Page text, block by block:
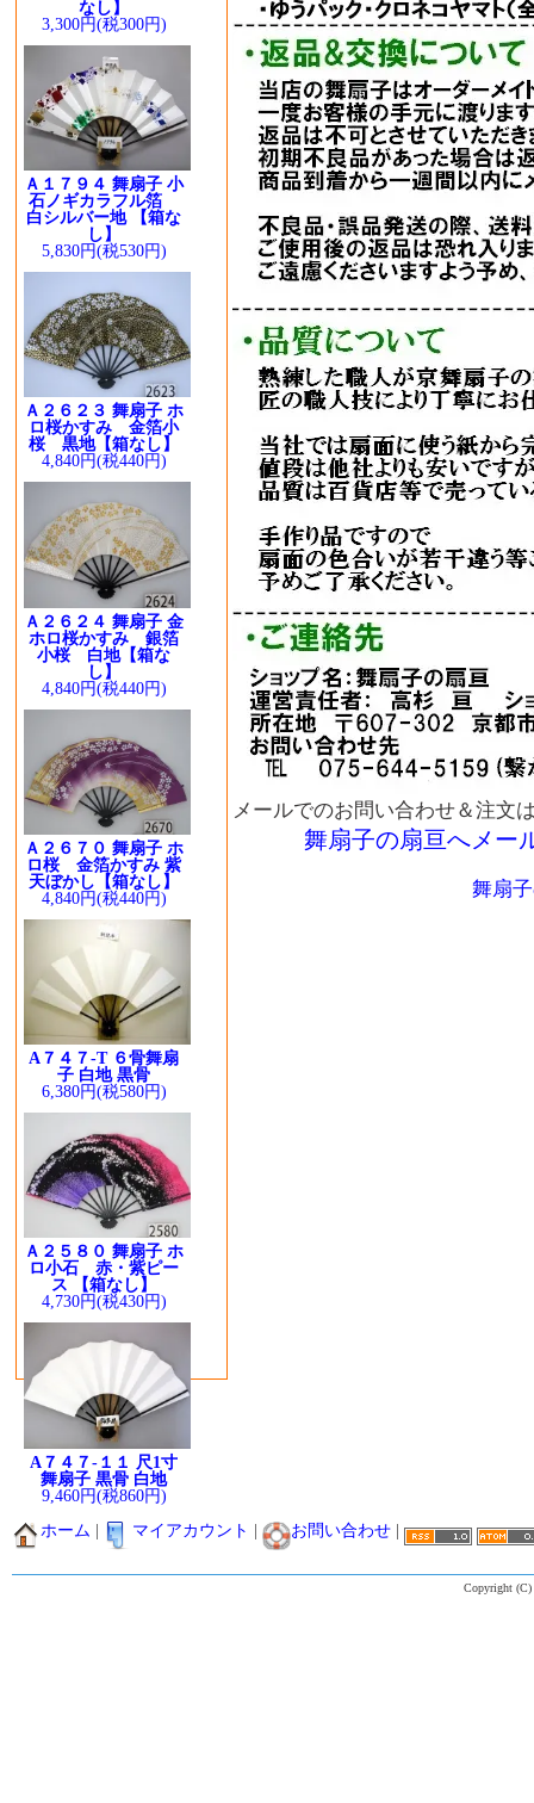
なし】
3,300円(税300円)
Ａ１７９４ 舞扇子 小
石ノギカラフル箔
白シルバー地 【箱な
し】
5,830円(税530円)
Ａ２６２３ 舞扇子 ホ
ロ桜かすみ 金箔小
桜 黒地【箱なし】
4,840円(税440円)
Ａ２６２４ 舞扇子 金
ホロ桜かすみ 銀箔
小桜 白地【箱な
し】
4,840円(税440円)
Ａ２６７０ 舞扇子 ホ
ロ桜 金箔かすみ 紫
天ぼかし【箱なし】
4,840円(税440円)
A７４７-T ６骨舞扇
子 白地 黒骨
6,380円(税580円)
Ａ２５８０ 舞扇子 ホ
ロ小石 赤・紫ピー
ス 【箱なし】
4,730円(税430円)
A７４７-１１ 尺1寸
舞扇子 黒骨 白地
9,460円(税860円)
メールでのお問い合わせ＆注文
舞扇子の扇亘へメー
舞扇
ホーム マイアカウント お問い合わせ
Copyright (C)